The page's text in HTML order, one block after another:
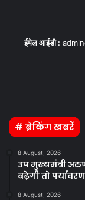
ईमेल आईडी :
# ब्रेकिंग खबरें
8 August, 2026
उप मुख्यमंत्री
बढ़ेगी तो
8 August, 2026